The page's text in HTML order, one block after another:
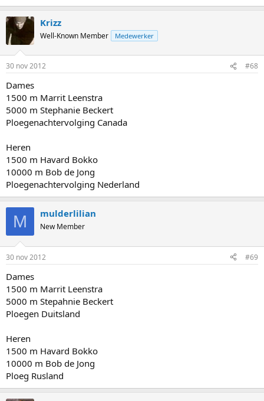
Krizz
Well-Known Member Medewerker
30 nov 2012 #68
Dames
1500 m Marrit Leenstra
5000 m Stephanie Beckert
Ploegenachtervolging Canada
Heren
1500 m Havard Bokko
10000 m Bob de Jong
Ploegenachtervolging Nederland
M mulderlilian
New Member
30 nov 2012 #69
Dames
1500 m Marrit Leenstra
5000 m Stepahnie Beckert
Ploegen Duitsland
Heren
1500 m Havard Bokko
10000 m Bob de Jong
Ploeg Rusland